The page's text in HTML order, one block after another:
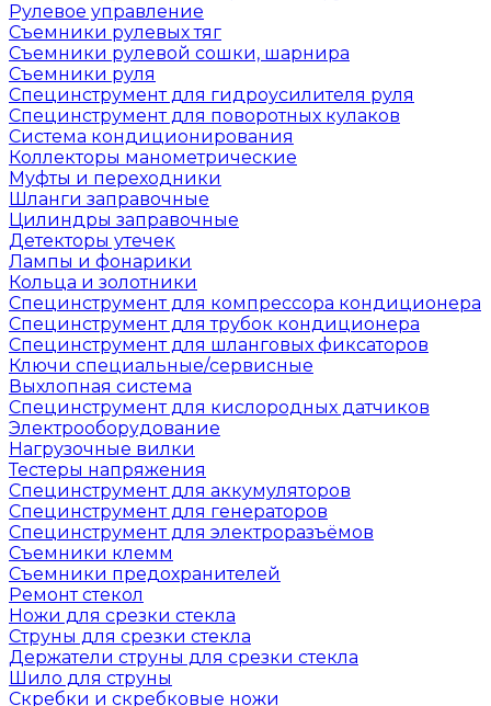
Рулевое управление
Съемники рулевых тяг
Съемники рулевой сошки, шарнира
Съемники руля
Специнструмент для гидроусилителя руля
Специнструмент для поворотных кулаков
Система кондиционирования
Коллекторы манометрические
Муфты и переходники
Шланги заправочные
Цилиндры заправочные
Детекторы утечек
Лампы и фонарики
Кольца и золотники
Специнструмент для компрессора кондиционера
Специнструмент для трубок кондиционера
Специнструмент для шланговых фиксаторов
Ключи специальные/сервисные
Выхлопная система
Специнструмент для кислородных датчиков
Электрооборудование
Нагрузочные вилки
Тестеры напряжения
Специнструмент для аккумуляторов
Специнструмент для генераторов
Специнструмент для электроразъёмов
Съемники клемм
Съемники предохранителей
Ремонт стекол
Ножи для срезки стекла
Струны для срезки стекла
Держатели струны для срезки стекла
Шило для струны
Скребки и скребковые ножи